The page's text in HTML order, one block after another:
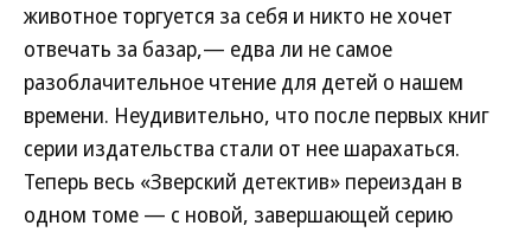
животное торгуется за себя и никто не хочет
отвечать за базар,— едва ли не самое
разоблачительное чтение для детей о нашем
времени. Неудивительно, что после первых книг
серии издательства стали от нее шарахаться.
Теперь весь «Зверский детектив» переиздан в
одном томе — с новой, завершающей серию